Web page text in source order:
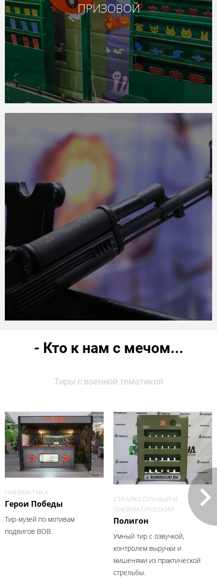
ПРИЗОВОЙ
- Кто к нам с мечом...
Тиры с военной тематикой
ПНЕВМАТИКА
Герои Победы
Тир-музей по мотивам
подвигов ВОВ.
СТРАЙКБОЛЬНЫЙ И
ПНЕВМАТИЧЕСКИЙ
Полигон
Умный тир с озвучкой,
контролем выручки и
мишенями из практической
стрельбы.